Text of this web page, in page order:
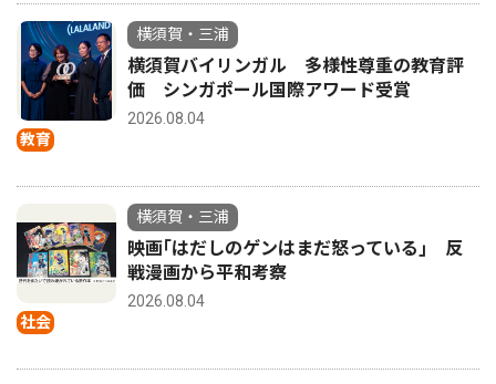
教育
横須賀・三浦
横須賀バイリンガル 多様性尊重の教育評
価 シンガポール国際アワード受賞
2026.08.04
社会
横須賀・三浦
映画｢はだしのゲンはまだ怒っている｣ 反
戦漫画から平和考察
2026.08.04